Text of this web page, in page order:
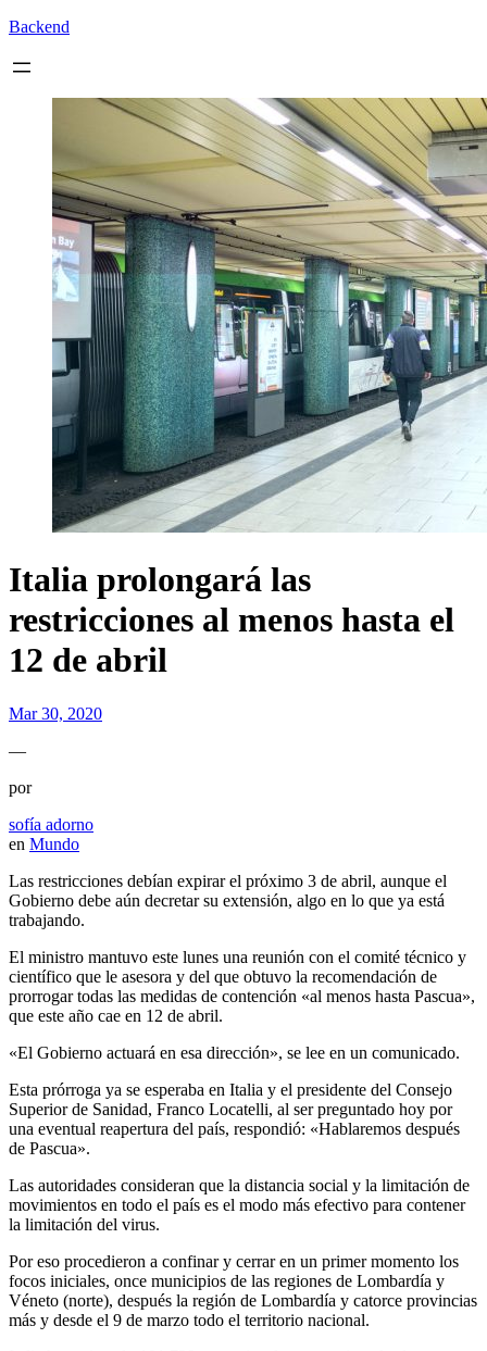
Backend
Italia prolongará las
restricciones al menos hasta el
12 de abril
Mar 30, 2020
—
por
sofía adorno
en Mundo
Las restricciones debían expirar el próximo 3 de abril, aunque el
Gobierno debe aún decretar su extensión, algo en lo que ya está
trabajando.
El ministro mantuvo este lunes una reunión con el comité técnico y
científico que le asesora y del que obtuvo la recomendación de
prorrogar todas las medidas de contención «al menos hasta Pascua»,
que este año cae en 12 de abril.
«El Gobierno actuará en esa dirección», se lee en un comunicado.
Esta prórroga ya se esperaba en Italia y el presidente del Consejo
Superior de Sanidad, Franco Locatelli, al ser preguntado hoy por
una eventual reapertura del país, respondió: «Hablaremos después
de Pascua».
Las autoridades consideran que la distancia social y la limitación de
movimientos en todo el país es el modo más efectivo para contener
la limitación del virus.
Por eso procedieron a confinar y cerrar en un primer momento los
focos iniciales, once municipios de las regiones de Lombardía y
Véneto (norte), después la región de Lombardía y catorce provincias
más y desde el 9 de marzo todo el territorio nacional.